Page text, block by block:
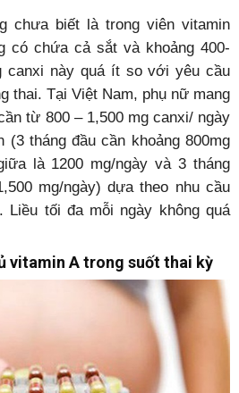
chưa biết là trong viên vitamin
có chứa cả sắt và khoảng 400-
canxi này quá ít so với yêu cầu
thai. Tại Việt Nam, phụ nữ mang
từ 800 – 1,500 mg canxi/ ngày
(3 tháng đầu cần khoảng 800mg
là 1200 mg/ngày và 3 tháng
mg/ngày) dựa theo nhu cầu
Liều tối đa mỗi ngày không quá
vitamin A trong suốt thai kỳ